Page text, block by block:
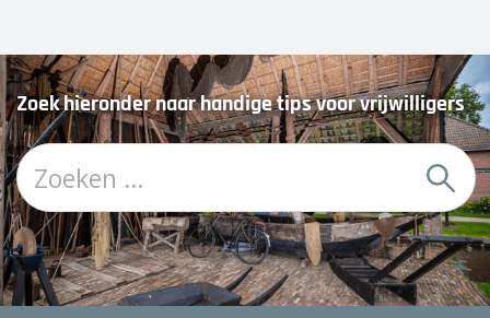
Zoek hieronder naar handige tips voor vrijwilligers
Z
o
e
k
: